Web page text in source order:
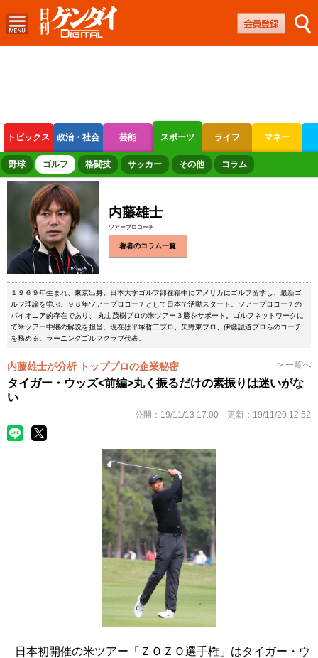
トピックス 政治・社会 芸能 スポーツ ライフ マネー
ボートレース 競輪 オートレース
野球 ゴルフ 格闘技 サッカー その他 コラム
内藤雄士
ツアープロコーチ
著者のコラム一覧
１９６９年生まれ、東京出身。日本大学ゴルフ部在籍中にアメリカにゴルフ留学し、最新ゴ
ルフ理論を学ぶ。９８年ツアープロコーチとして日本で活動スタート。ツアープロコーチの
パイオニア的存在であり、 丸山茂樹プロの米ツアー３勝をサポート。ゴルフネットワークに
て米ツアー中継の解説を担当。現在は平塚哲二プロ、矢野東プロ、伊藤誠道プロらのコーチ
を務める。ラーニングゴルフクラブ代表。
内藤雄士が分析 トッププロの企業秘密 > 一覧へ
タイガー・ウッズ<前編>丸く振るだけの素振りは迷いがな
い
公開： 19/11/13 17:00 更新： 19/11/20 12:52
日本初開催の米ツアー「ＺＯＺＯ選手権」はタイガー・ウ